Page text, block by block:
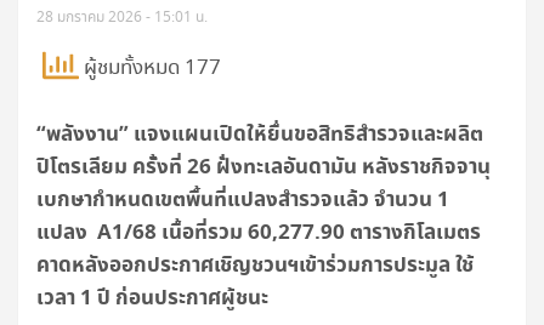
28 มกราคม 2026 - 15:01 น.
ผู้ชมทั้งหมด 177
“พลังงาน” แจงแผนเปิดให้ยื่นขอสิทธิสำรวจและผลิต
ปิโตรเลียม ครั้งที่ 26 ฝั่งทะเลอันดามัน หลังราชกิจจานุ
เบกษากำหนดเขตพื้นที่แปลงสำรวจแล้ว จำนวน 1
แปลง A1/68 เนื้อที่รวม 60,277.90 ตารางกิโลเมตร
คาดหลังออกประกาศเชิญชวนฯเข้าร่วมการประมูล ใช้
เวลา 1 ปี ก่อนประกาศผู้ชนะ